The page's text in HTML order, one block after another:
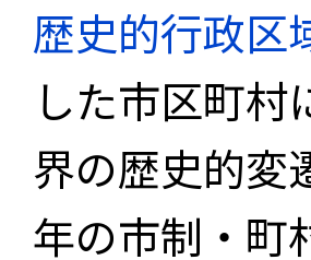
歴史的行政区
した市区町
界の歴史的変
年の市制・町